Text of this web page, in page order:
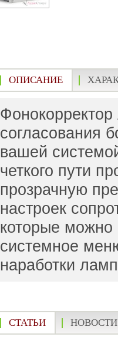
ОПИСАНИЕ
согласования
вашей
четкого пути
прозрачную
настроек
которые можно
системное
наработки
СТАТЬИ НОВОСТИ